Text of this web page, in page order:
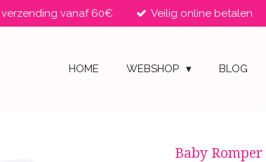
verzending vanaf 60€ Veilig online betalen
HOME WEBSHOP BLOG
Baby Romper